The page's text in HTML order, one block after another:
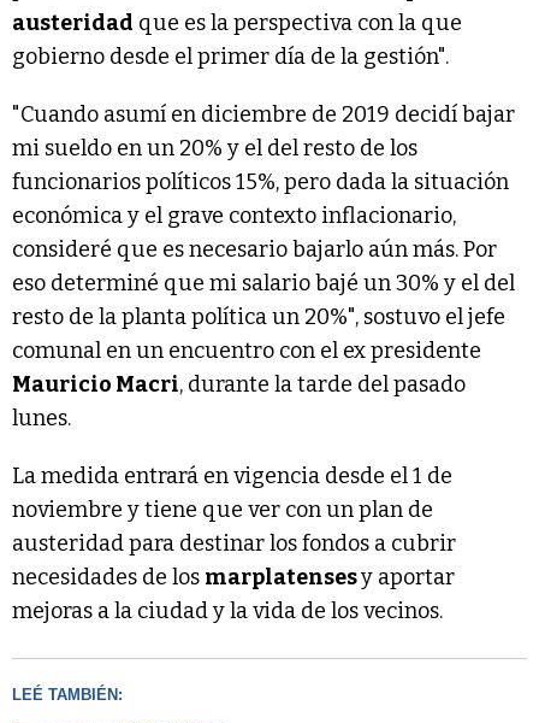
austeridad que es la perspectiva con la que
gobierno desde el primer día de la gestión".
"Cuando asumí en diciembre de 2019 decidí bajar
mi sueldo en un 20% y el del resto de los
funcionarios políticos 15%, pero dada la situación
económica y el grave contexto inflacionario,
consideré que es necesario bajarlo aún más. Por
eso determiné que mi salario bajé un 30% y el del
resto de la planta política un 20%", sostuvo el jefe
comunal en un encuentro con el ex presidente
Mauricio Macri, durante la tarde del pasado
lunes.
La medida entrará en vigencia desde el 1 de
noviembre y tiene que ver con un plan de
austeridad para destinar los fondos a cubrir
necesidades de los marplatensesy aportar
mejoras a la ciudad y la vida de los vecinos.
LEÉ TAMBIÉN: